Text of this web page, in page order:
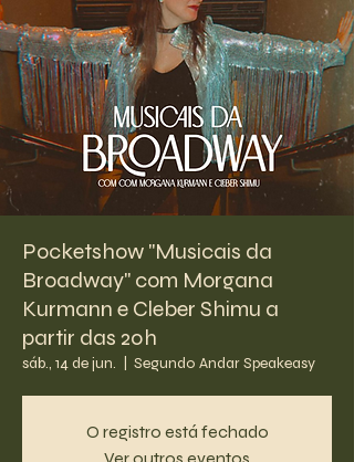
Pocketshow "Musicais da
Broadway" com Morgana
Kurmann e Cleber Shimu a
partir das 20h
sáb., 14 de jun. Segundo Andar Speakeasy
O registro está fechado